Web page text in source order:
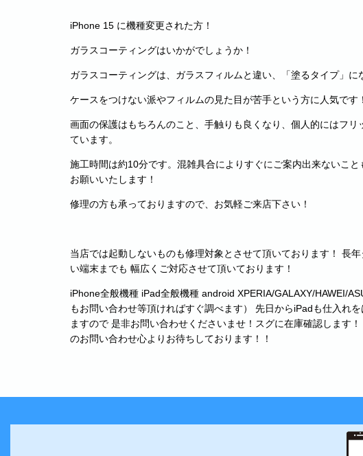
iPhone 15 に機種変更された方！
ガラスコーティングはいかがでしょうか！
ガラスコーティングは、ガラスフィルムと違い、「塗るタイプ」に
ケースをつけない派やフィルムの見た目が苦手という方に人気です！
画面の保護はもちろんのこと、手触りも良くなり、個人的にはフ
ています。
施工時間は約10分です。混雑具合によりすぐにご案内出来ないこ
お願いいたします！
修理の方も承っておりますので、お気軽ご来店下さい！
当店では起動しないものも修理対象とさせて頂いております！ 長
い端末までも 幅広くご対応させて頂いております！
iPhone全般機種 iPad全般機種 android XPERIA/GALAXY/HAWEI/
もお問い合わせ等頂ければすぐ調べます） 先日からiPadも仕入れ
ますので 是非お問い合わせくださいませ！スグに在庫確認します
のお問い合わせ心よりお待ちしております！！